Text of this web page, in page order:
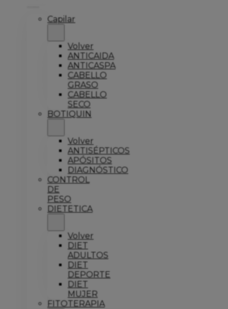
Capilar
Volver
ANTICAIDA
ANTICASPA
CABELLO
GRASO
CABELLO
SECO
BOTIQUIN
Volver
ANTISÉPTICOS
APÓSITOS
DIAGNÓSTICO
CONTROL
DE
PESO
DIETETICA
Volver
DIET
ADULTOS
DIET
DEPORTE
DIET
MUJER
FITOTERAPIA